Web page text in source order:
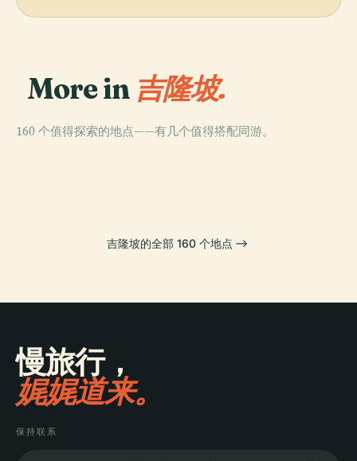
More in 吉隆坡.
160 个值得探索的地点——有几个值得搭配同游。
PLACE PLACE
吉隆坡的全部 160 个地点
慢旅行，
娓娓道来。
保持联系